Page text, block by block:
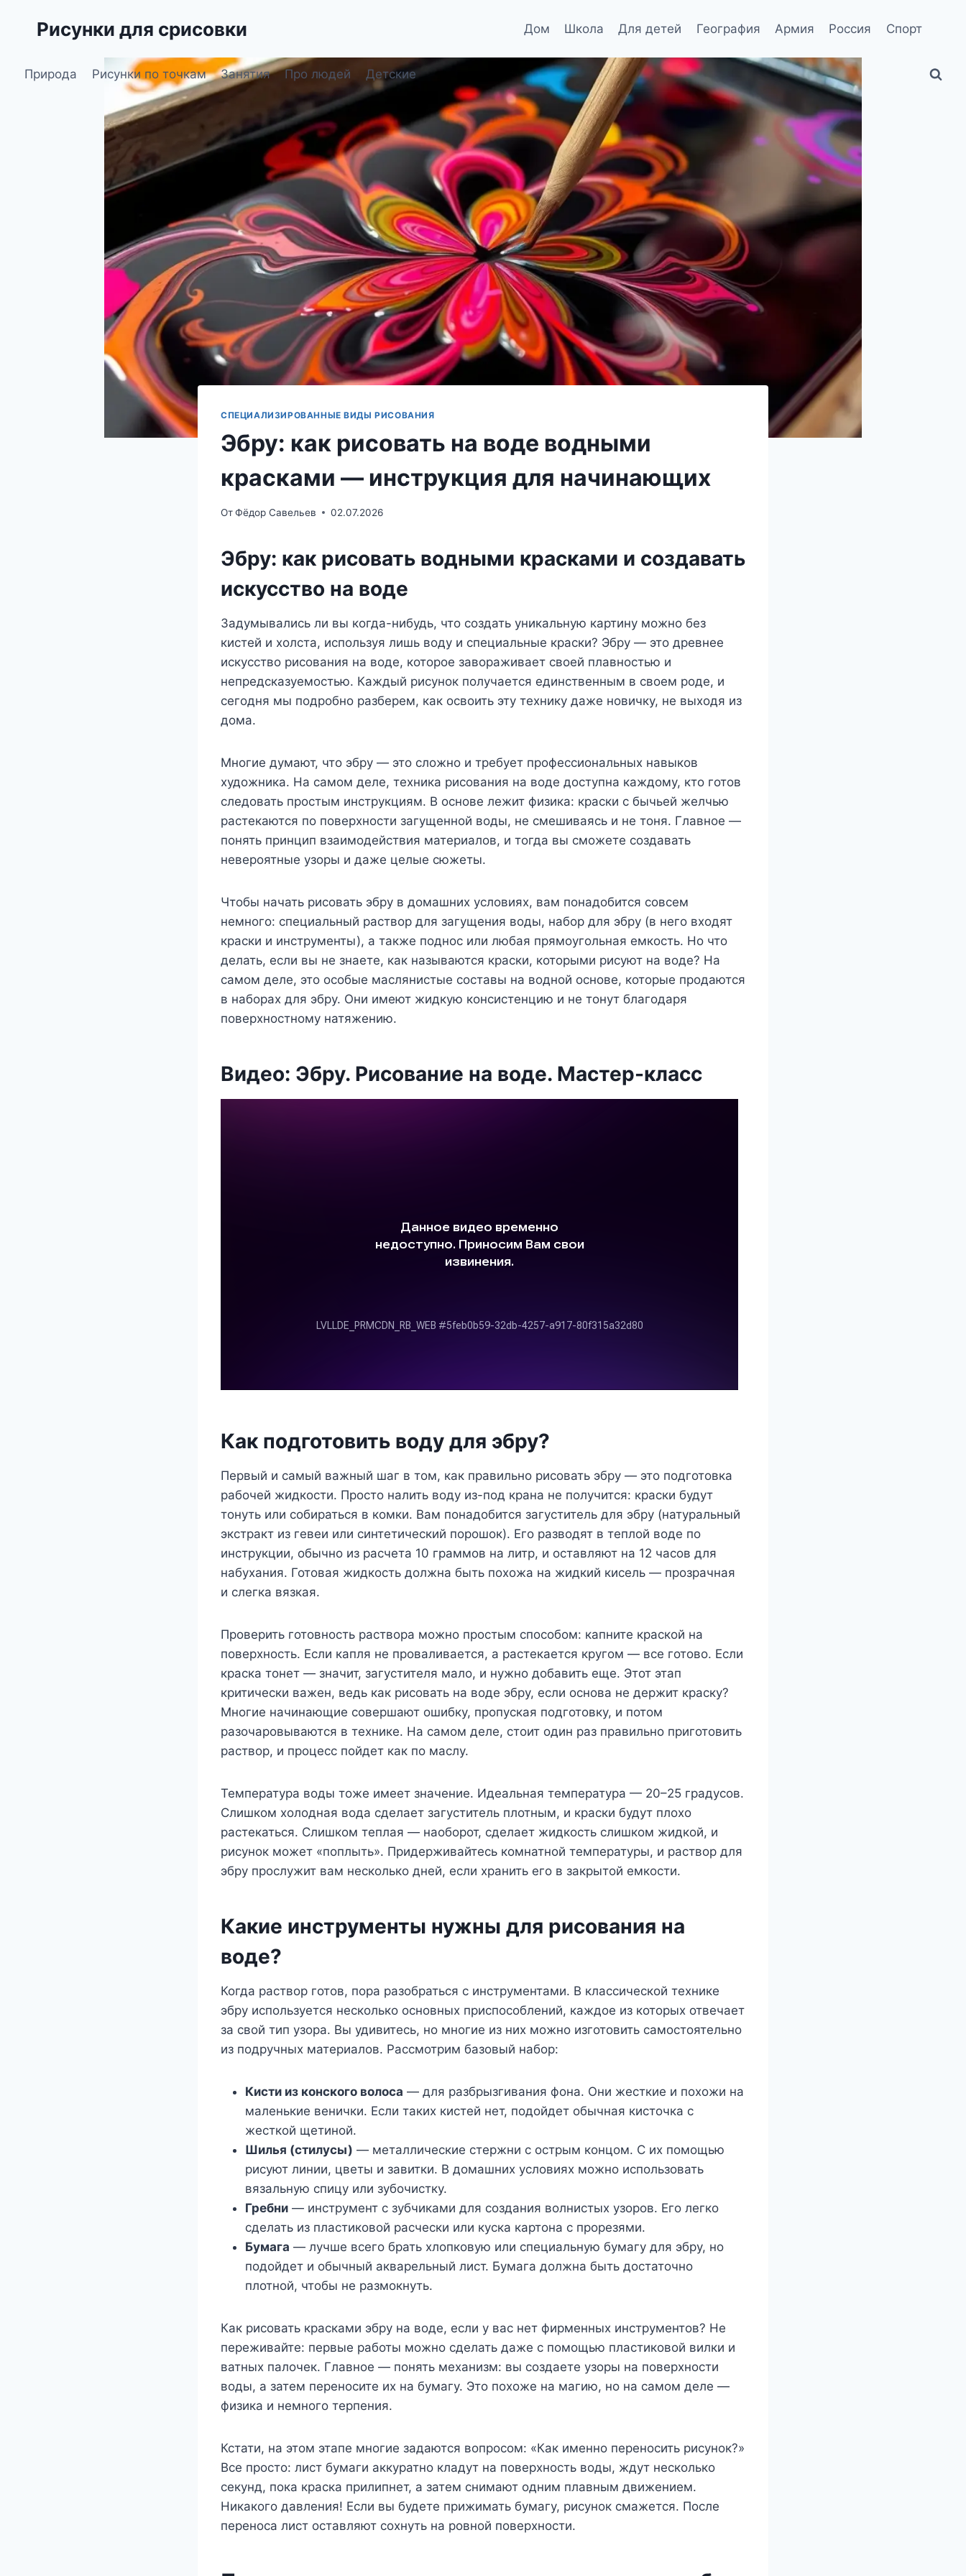
Рисунки для срисовки Дом Школа Для детей География Армия Россия Спорт
Природа Рисунки по точкам Занятия Про людей Детские
СПЕЦИАЛИЗИРОВАННЫЕ ВИДЫ РИСОВАНИЯ
Эбру: как рисовать на воде водными
красками — инструкция для начинающих
ОтФёдор Савельев 02.07.2026
Эбру: как рисовать водными красками и создавать
искусство на воде
Задумывались ли вы когда-нибудь, что создать уникальную картину можно без
кистей и холста, используя лишь воду и специальные краски? Эбру — это древнее
искусство рисования на воде, которое завораживает своей плавностью и
непредсказуемостью. Каждый рисунок получается единственным в своем роде, и
сегодня мы подробно разберем, как освоить эту технику даже новичку, не выходя из
дома.
Многие думают, что эбру — это сложно и требует профессиональных навыков
художника. На самом деле, техника рисования на воде доступна каждому, кто готов
следовать простым инструкциям. В основе лежит физика: краски с бычьей желчью
растекаются по поверхности загущенной воды, не смешиваясь и не тоня. Главное —
понять принцип взаимодействия материалов, и тогда вы сможете создавать
невероятные узоры и даже целые сюжеты.
Чтобы начать рисовать эбру в домашних условиях, вам понадобится совсем
немного: специальный раствор для загущения воды, набор для эбру (в него входят
краски и инструменты), а также поднос или любая прямоугольная емкость. Но что
делать, если вы не знаете, как называются краски, которыми рисуют на воде? На
самом деле, это особые маслянистые составы на водной основе, которые продаются
в наборах для эбру. Они имеют жидкую консистенцию и не тонут благодаря
поверхностному натяжению.
Видео: Эбру. Рисование на воде. Мастер-класс
Как подготовить воду для эбру?
Первый и самый важный шаг в том, как правильно рисовать эбру — это подготовка
рабочей жидкости. Просто налить воду из-под крана не получится: краски будут
тонуть или собираться в комки. Вам понадобится загуститель для эбру (натуральный
экстракт из гевеи или синтетический порошок). Его разводят в теплой воде по
инструкции, обычно из расчета 10 граммов на литр, и оставляют на 12 часов для
набухания. Готовая жидкость должна быть похожа на жидкий кисель — прозрачная
и слегка вязкая.
Проверить готовность раствора можно простым способом: капните краской на
поверхность. Если капля не проваливается, а растекается кругом — все готово. Если
краска тонет — значит, загустителя мало, и нужно добавить еще. Этот этап
критически важен, ведь как рисовать на воде эбру, если основа не держит краску?
Многие начинающие совершают ошибку, пропуская подготовку, и потом
разочаровываются в технике. На самом деле, стоит один раз правильно приготовить
раствор, и процесс пойдет как по маслу.
Температура воды тоже имеет значение. Идеальная температура — 20–25 градусов.
Слишком холодная вода сделает загуститель плотным, и краски будут плохо
растекаться. Слишком теплая — наоборот, сделает жидкость слишком жидкой, и
рисунок может «поплыть». Придерживайтесь комнатной температуры, и раствор для
эбру прослужит вам несколько дней, если хранить его в закрытой емкости.
Какие инструменты нужны для рисования на
воде?
Когда раствор готов, пора разобраться с инструментами. В классической технике
эбру используется несколько основных приспособлений, каждое из которых отвечает
за свой тип узора. Вы удивитесь, но многие из них можно изготовить самостоятельно
из подручных материалов. Рассмотрим базовый набор:
Кисти из конского волоса — для разбрызгивания фона. Они жесткие и похожи на
маленькие венички. Если таких кистей нет, подойдет обычная кисточка с
жесткой щетиной.
Шилья (стилусы) — металлические стержни с острым концом. С их помощью
рисуют линии, цветы и завитки. В домашних условиях можно использовать
вязальную спицу или зубочистку.
Гребни — инструмент с зубчиками для создания волнистых узоров. Его легко
сделать из пластиковой расчески или куска картона с прорезями.
Бумага — лучше всего брать хлопковую или специальную бумагу для эбру, но
подойдет и обычный акварельный лист. Бумага должна быть достаточно
плотной, чтобы не размокнуть.
Как рисовать красками эбру на воде, если у вас нет фирменных инструментов? Не
переживайте: первые работы можно сделать даже с помощью пластиковой вилки и
ватных палочек. Главное — понять механизм: вы создаете узоры на поверхности
воды, а затем переносите их на бумагу. Это похоже на магию, но на самом деле —
физика и немного терпения.
Кстати, на этом этапе многие задаются вопросом: «Как именно переносить рисунок?»
Все просто: лист бумаги аккуратно кладут на поверхность воды, ждут несколько
секунд, пока краска прилипнет, а затем снимают одним плавным движением.
Никакого давления! Если вы будете прижимать бумагу, рисунок смажется. После
переноса лист оставляют сохнуть на ровной поверхности.